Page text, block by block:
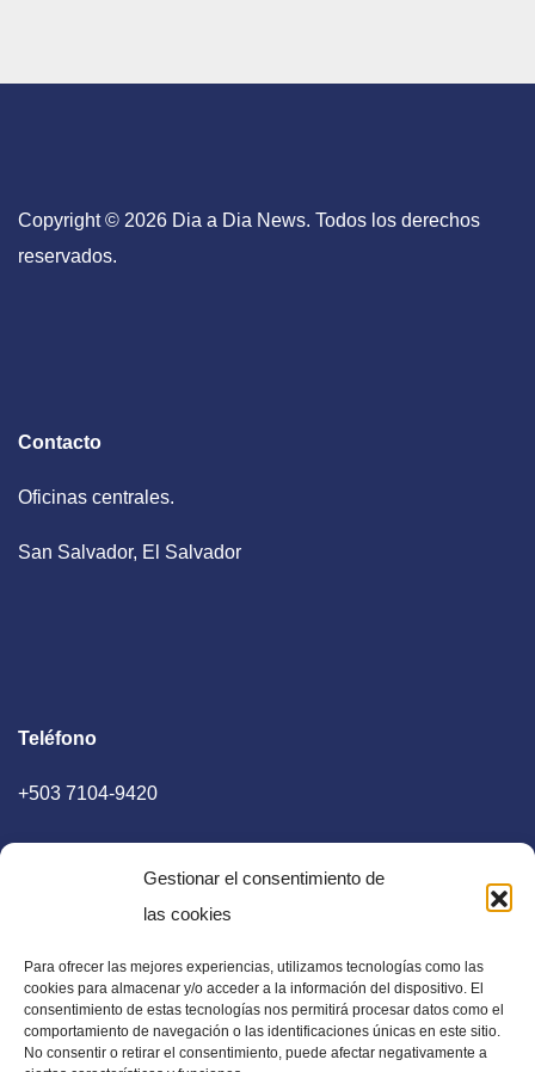
Gestionar el consentimiento de
las cookies
Para ofrecer las mejores experiencias, utilizamos tecnologías como las
cookies para almacenar y/o acceder a la información del dispositivo. El
consentimiento de estas tecnologías nos permitirá procesar datos como el
comportamiento de navegación o las identificaciones únicas en este sitio.
No consentir o retirar el consentimiento, puede afectar negativamente a
Copyright © 2026 Dia a Dia News. Todos los derechos
reservados.
Contacto
Oficinas centrales.
San Salvador, El Salvador
Teléfono
+503 7104-9420
E-mail
diaadia.redaccion@gmail.com